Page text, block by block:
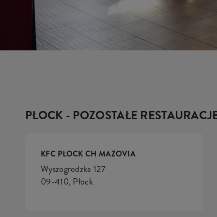
PŁOCK - POZOSTAŁE
KFC PŁOCK CH MAZOVIA
Wyszogrodzka 127
09-410, Płock